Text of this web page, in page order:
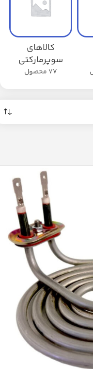
کالاهای
سوپرمارکتی
77 محصول